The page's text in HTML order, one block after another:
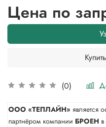
(0)
Цена по
ООО «ТЕПЛАЙН» является
партнёром компании БРОЕН